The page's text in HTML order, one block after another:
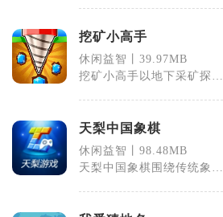
挖矿小高手
休闲益智丨39.97MB
挖矿小高手以地下采矿探险
天梨中国象棋
休闲益智丨98.48MB
天梨中国象棋围绕传统象棋